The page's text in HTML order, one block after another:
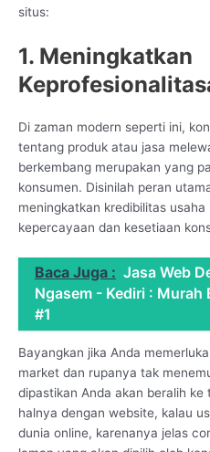
situs:
1. Meningkatkan
Di zaman modern seperti ini,
tentang produk atau jasa
berkembang merupakan yang
konsumen. Disinilah peran
meningkatkan kredibilitas
kepercayaan dan kesetiaan
Baca Juga : Jasa Web
Ngasem - Kediri : Murah
#1
Bayangkan jika Anda
market dan rupanya tak
dipastikan Anda akan beralih ke
halnya dengan website, kalau
dunia online, karenanya jelas